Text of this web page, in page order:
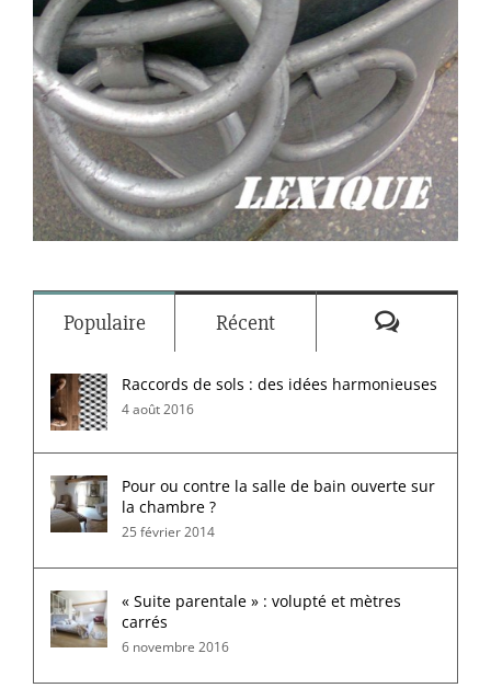
Populaire Récent
Raccords de sols : des idées harmonieuses
4 août 2016
Pour ou contre la salle de bain ouverte sur
la chambre ?
25 février 2014
« Suite parentale » : volupté et mètres
carrés
6 novembre 2016